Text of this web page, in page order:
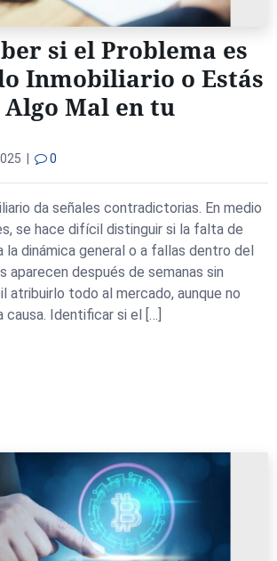
si el Problema es
Inmobiliario o Estás
Mal en tu
| 0
da señales contradictorias. En medio
se hace difícil distinguir si la falta de
la dinámica general o a fallas dentro del
aparecen después de semanas sin
atribuirlo todo al mercado, aunque no
causa. Identificar si el […]